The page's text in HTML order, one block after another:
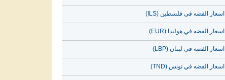
اسعار الفضه في فلسطين (ILS)
اسعار الفضه في هولندا (EUR)
اسعار الفضه في لبنان (LBP)
اسعار الفضه في تونس (TND)